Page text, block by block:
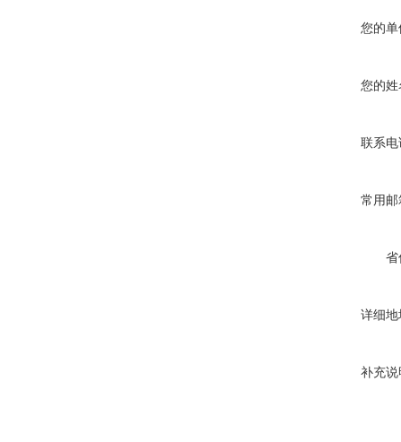
您的单
您的姓
联系电
常用邮
省
详细地
补充说